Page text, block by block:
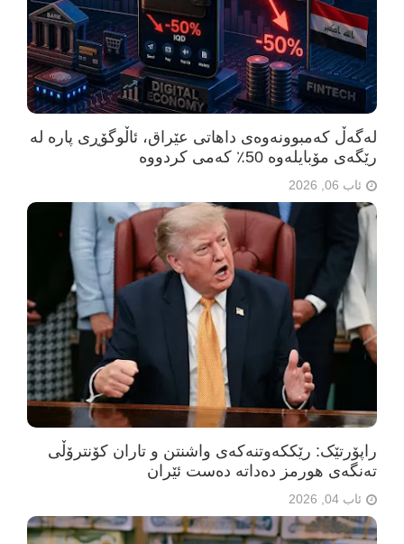
لەگەڵ کەمبوونەوەی داهاتی عێراق، ئاڵوگۆڕی پارە لە
رێگەی مۆبایلەوە 50٪ کەمی کردووە
ئاب 06, 2026
راپۆرتێک: رێککەوتنەکەی واشنتن و تاران کۆنترۆڵی
تەنگەی هورمز دەداتە دەست ئێران
ئاب 04, 2026